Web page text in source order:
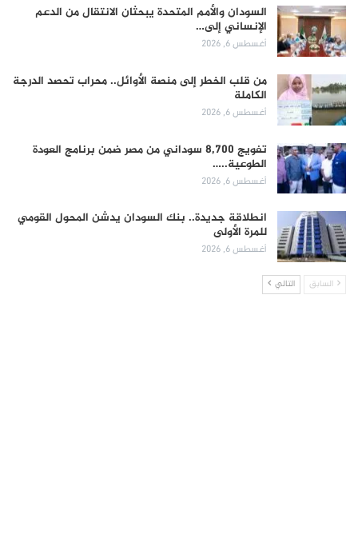
السودان والأمم المتحدة يبحثان الانتقال من الدعم
الإنساني إلى…
أغسطس 6, 2026
من قلب الخطر إلى منصة الأوائل.. محراب تحصد الدرجة
الكاملة
أغسطس 6, 2026
تفويج 8,700 سوداني من مصر ضمن برنامج العودة
الطوعية..…
أغسطس 6, 2026
انطلاقة جديدة.. بنك السودان يدشن المحول القومي
للمرة الأولى
أغسطس 6, 2026
السابق التالي